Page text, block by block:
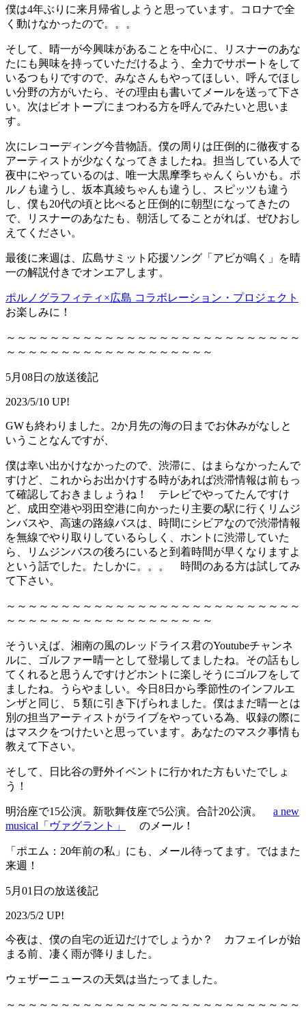
僕は4年ぶりに来月帰省しようと思っています。コロナで全
く動けなかったので。。。
そして、晴一が今興味があることを中心に、リスナーのあな
たにも興味を持っていただけるよう、全力でサポートをして
いるつもりですので、みなさんもやってほしい、呼んでほし
い分野の方がいたら、その理由も書いてメールを送って下さ
い。次はビオトープにまつわる方を呼んでみたいと思いま
す。
次にレコーディング今昔物語。僕の周りは圧倒的に徹夜する
アーティストが少なくなってきましたね。担当している人で
夜中にやっているのは、唯一大黒摩季ちゃんくらいかも。ポ
ルノも違うし、坂本真綾ちゃんも違うし、スピッツも違う
し、僕も20代の頃と比べると圧倒的に朝型になってきたの
で、リスナーのあなたも、朝活してることがれば、ぜひおし
えてください。
最後に来週は、広島サミット応援ソング「アビが鳴く」を晴
一の解説付きでオンエアします。
ポルノグラフィティ×広島 コラボレーション・プロジェクト
お楽しみに！
～～～～～～～～～～～～～～～～～～～～～～～～～～～
～～～～～～～～～～～～～～～～～～～
5月08日の放送後記
2023/5/10 UP!
GWも終わりました。2か月先の海の日までお休みがなしと
いうことなんですが、
僕は幸い出かけなかったので、渋滞に、はまらなかったんで
すけど、これからお出かけする時があれば渋滞情報は前もっ
て確認しておきましょうね！ テレビでやってたんですけ
ど、成田空港や羽田空港に向かったり主要の駅に行くリムジ
ンバスや、高速の路線バスは、時間にシビアなので渋滞情報
を無線でやり取りしているらしく、ホントに渋滞していた
ら、リムジンバスの後ろにいると到着時間が早くなりますよ
という話でした。たしかに。。。 時間のある方は試してみ
て下さい。
～～～～～～～～～～～～～～～～～～～～～～～～～～～
～～～～～～～～～～～～～～～～～～～
そういえば、湘南の風のレッドライス君のYoutubeチャンネ
ルに、ゴルファー晴一として登場してましたね。その話もし
てくれると思うんですけどホントに楽しそうにゴルフをして
ましたね。うらやましい。今日8日から季節性のインフルエ
ンザと同じ、５類に引き下げられました。僕はまだ晴一とは
別の担当アーティストがライブをやっている為、収録の際に
はマスクをつけたいと思っています。あなたのマスク事情も
教えて下さい。
そして、日比谷の野外イベントに行かれた方もいたでしょ
う！
明治座で15公演。新歌舞伎座で5公演。合計20公演。 a new
musical「ヴァグラント」
のメール！
「ポエム：20年前の私」にも、メール待ってます。ではまた
来週！
5月01日の放送後記
2023/5/2 UP!
今夜は、僕の自宅の近辺だけでしょうか？ カフェイレが始
まる前、凄く雨が降りました。
ウェザーニュースの天気は当たってました。
～～～～～～～～～～～～～～～～～～～～～～～～～～～